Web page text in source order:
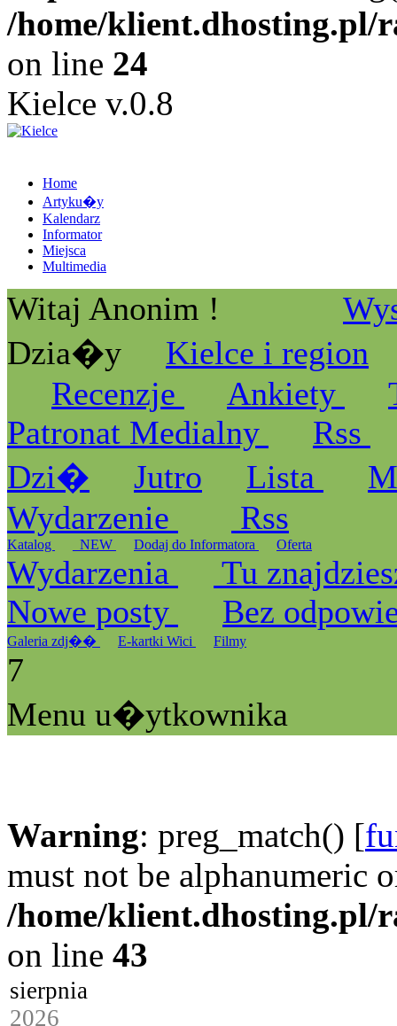
/home/klient.dhosting.pl/
on line 24
Kielce v.0.8
Home
Artyku�y
Kalendarz
Informator
Miejsca
Multimedia
Witaj Anonim !
Dzia�y
Kielce i region
Recenzje
Ankiety
Patronat Medialny
Rss
Dzi�
Jutro Lista
Wydarzenie
Rss
Katalog _NEW Dodaj do Informatora Oferta
Wydarzenia
Tu
Nowe posty
Bez
Galeria zdj�� E-kartki Wici Filmy
7
Menu u�ytkownika
Warning: preg_match() [
must not be alphanumeric
/home/klient.dhosting.pl/
on line 43
sierpnia
2026